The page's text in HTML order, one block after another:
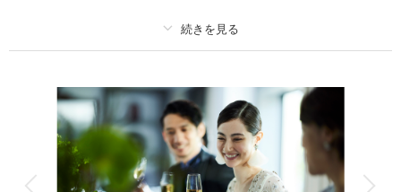
撮影場所：旧軽井沢KIKYOキュリオコレクション
相談予約する
来店・オンライン
撮影日の空き
を確認する
撮影料 新郎衣装1着
着付け ヘアメイク 小物一式
アルバム データ 100 カット 台紙付写真
衣装追加 会食 挙式